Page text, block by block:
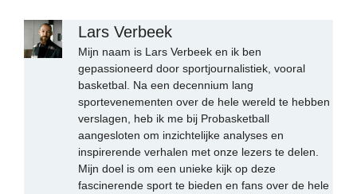
Lars Verbeek
Mijn naam is Lars Verbeek en ik ben
gepassioneerd door sportjournalistiek, vooral
basketbal. Na een decennium lang
sportevenementen over de hele wereld te hebben
verslagen, heb ik me bij Probasketball
aangesloten om inzichtelijke analyses en
inspirerende verhalen met onze lezers te delen.
Mijn doel is om een unieke kijk op deze
fascinerende sport te bieden en fans over de hele